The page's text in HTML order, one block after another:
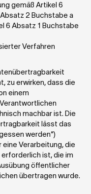
gemäß Artikel 6
2 Buchstabe a
6 Absatz 1 Buchstabe
Verfahren
zu erwirken, dass die
einem
machbar ist. Die
lässt das
werden“)
Verarbeitung, die
ist, die im
öffentlicher
übertragen wurde.